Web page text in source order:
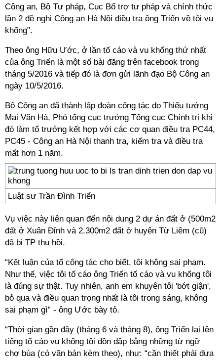
Công an, Bộ Tư pháp, Cục Bổ trợ tư pháp và chính thức
lần 2 đề nghị Công an Hà Nội điều tra ông Triển về tội vu
khống".
Theo ông Hữu Ước, ở lần tố cáo và vu khống thứ nhất
của ông Triển là một số bài đăng trên facebook trong
tháng 5/2016 và tiếp đó là đơn gửi lãnh đạo Bộ Công an
ngày 10/5/2016.
Bộ Công an đã thành lập đoàn công tác do Thiếu tướng
Mai Văn Hà, Phó tổng cục trưởng Tổng cục Chính trị khi
đó làm tổ trưởng kết hợp với các cơ quan điều tra PC44,
PC45 - Công an Hà Nội thanh tra, kiểm tra và điều tra
mất hơn 1 năm.
Luật sư Trần Đình Triển
Vụ việc này liên quan đến nội dung 2 dự án đất ở (500m2
đất ở Xuân Đỉnh và 2.300m2 đất ở huyện Từ Liêm (cũ)
đã bị TP thu hồi.
“Kết luận của tổ công tác cho biết, tôi không sai phạm.
Như thế, việc tôi tố cáo ông Triển tố cáo và vu khống tôi
là đúng sự thật. Tuy nhiên, anh em khuyên tôi 'bớt giận',
bỏ qua và điều quan trọng nhất là tôi trong sáng, không
sai phạm gì” - ông Ước bày tỏ.
“Thời gian gần đây (tháng 6 và tháng 8), ông Triển lại lên
tiếng tố cáo vu khống tôi dồn dập bằng những từ ngữ
chợ búa (có văn bản kèm theo), như: “cần thiết phải đưa